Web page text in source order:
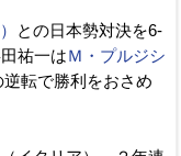
との日本勢対決を6-
祐一はＭ・プルジシ
逆転で勝利をおさめ